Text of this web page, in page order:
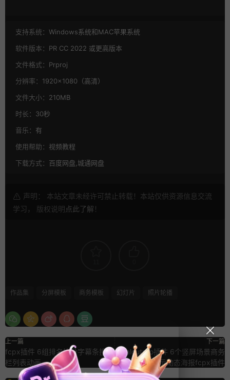
支持系统： Windows系统和MAC苹果系统
软件版本： PR CC 2022 或更高版本
文件格式： Prproj
分辨率： 1920×1080（高清）
文件大小： 210MB
时长： 30秒
音乐： 有
使用帮助： 视频教程
下载方式： 百度网盘,城通网盘
声明： 本站文章未经许可禁止转载！本站仅供资源信息交流
学习， 版权说明点此了解 ！
作品集 分屏模板 商务模板 幻灯片 照片轮播
上一篇
fcpx插件 6组排名比分字幕条搜索
栏列表动画
下一篇
finalcutpro插件 6个竖屏场景商务
广告产品展示动态海报fcpx插件